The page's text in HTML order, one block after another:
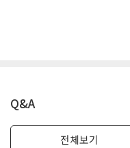
Q&A
전체보기